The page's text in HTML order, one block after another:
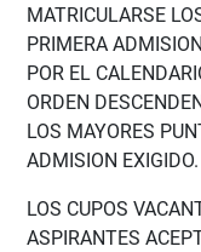
MATRICULARSE
PRIMERA
POR EL
ORDEN
LOS MAYORES
ADMISION EXIGIDO.
LOS CUPOS
ASPIRANTES